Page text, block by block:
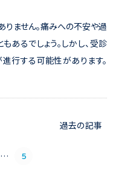
ません。痛みへの不安や過
あるでしょう。しかし、受診
行する可能性があります。
… 5
過去の記事